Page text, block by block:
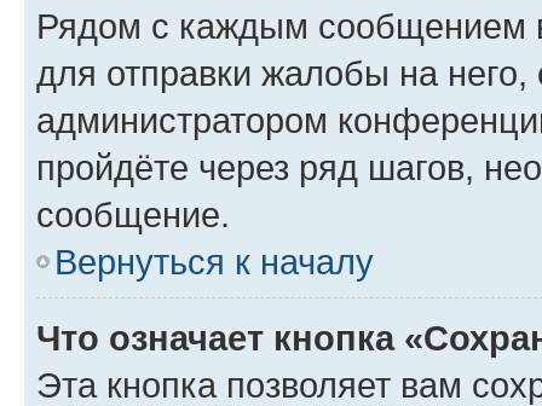
Рядом с каждым сообщением
для отправки жалобы на
администратором
пройдёте через ряд шагов,
сообщение.
Вернуться к началу
Что означает кнопка
Эта кнопка позволяет вам